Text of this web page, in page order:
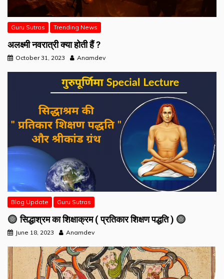
Guru Sutras Trending News
अलक्ष्मी नवरात्री क्या होती हैं ?
October 31, 2023 Anamdev
Blog Update Guru Sutras
सिद्धाश्रम का शिक्षाक्रम ( प्रतिकार शिक्षण पद्धति )
June 18, 2023 Anamdev